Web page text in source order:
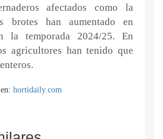
afectados como la
brotes han aumentado en
la temporada 2024/25. En
agricultores han tenido que
hortidaily.com